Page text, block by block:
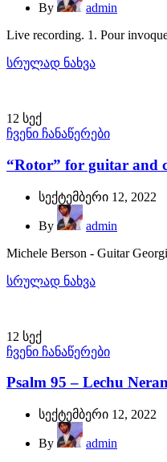
By
admin
Live recording. 1. Pour
სრულად ნახვა
12 სექ
ჩვენი ჩანაწერები
“Rotor” for guitar and
სექტემბერი 12, 2022
By
admin
Michele Berson - Guitar
სრულად ნახვა
12 სექ
ჩვენი ჩანაწერები
Psalm 95 – Lechu
სექტემბერი 12, 2022
By
admin